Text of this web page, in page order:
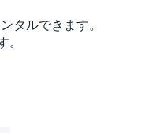
タルできます。